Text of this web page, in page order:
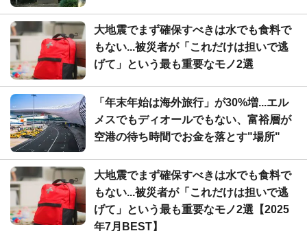
大地震でまず確保すべきは水でも食料で
もない...被災者が「これだけは担いで逃
げて」という最も重要なモノ2選
「年末年始は海外旅行」が30%増...エル
メスでもディオールでもない、富裕層が
空港の待ち時間でお金を落とす"場所"
大地震でまず確保すべきは水でも食料で
もない...被災者が「これだけは担いで逃
げて」という最も重要なモノ2選【2025
年7月BEST】